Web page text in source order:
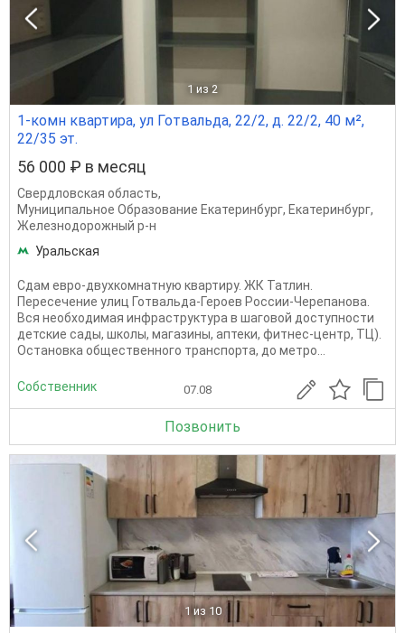
1 из 2
1-комн квартира, ул Готвальда, 22/2, д. 22/2, 40 м²,
22/35 эт.
56 000 ₽ в месяц
Свердловская область,
Муниципальное Образование Екатеринбург, Екатеринбург,
Железнодорожный р-н
Уральская
Сдам евро-двухкомнатную квартиру. ЖК Татлин.
Пересечение улиц Готвальда-Героев России-Черепанова.
Вся необходимая инфраструктура в шаговой доступности
детские сады, школы, магазины, аптеки, фитнес-центр, ТЦ).
Остановка общественного транспорта, до метро...
Собственник 07.08
Позвонить
1 из 10